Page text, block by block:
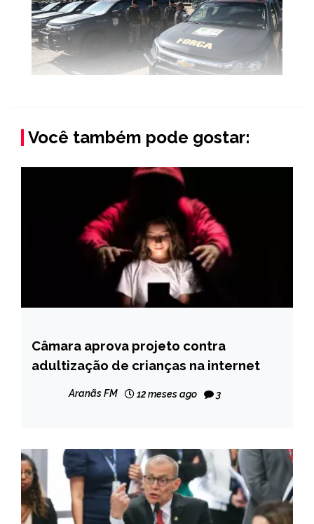
Você também pode gostar:
BRASIL
NOTÍCIAS
Câmara aprova projeto contra
adultização de crianças na internet
Aranãs FM 12 meses ago 3